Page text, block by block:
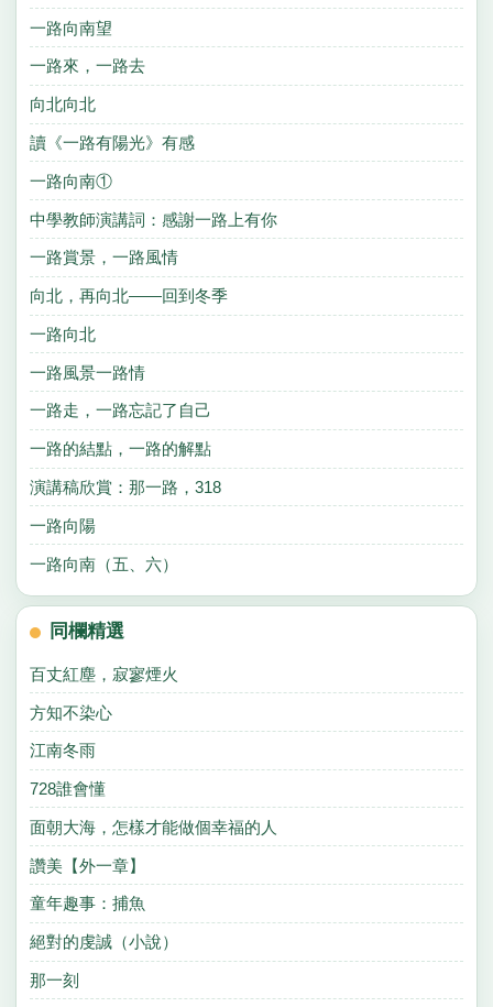
一路向南望
一路來，一路去
向北向北
讀《一路有陽光》有感
一路向南①
中學教師演講詞：感謝一路上有你
一路賞景，一路風情
向北，再向北——回到冬季
一路向北
一路風景一路情
一路走，一路忘記了自己
一路的結點，一路的解點
演講稿欣賞：那一路，318
一路向陽
一路向南（五、六）
同欄精選
百丈紅塵，寂寥煙火
方知不染心
江南冬雨
728誰會懂
面朝大海，怎樣才能做個幸福的人
讚美【外一章】
童年趣事：捕魚
絕對的虔誠（小說）
那一刻